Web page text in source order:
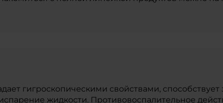
гигроскопическими свойствами,
жидкости. Противовоспалительное